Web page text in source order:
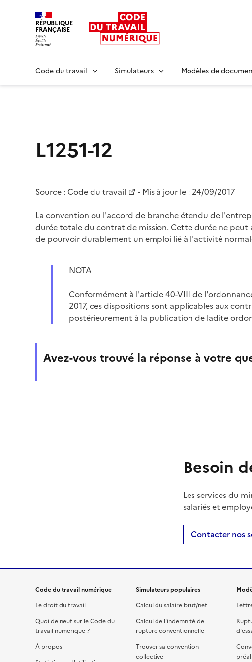
RÉPUBLIQUE
FRANÇAISE
Code du travail Simulateurs Modèles de
L1251-12
Source : Code du travail - Mis à jour le : 24/09/2017
La convention ou l'accord de branche étendu de
durée totale du contrat de mission. Cette durée ne
de pourvoir durablement un emploi lié à l'activité
NOTA
Conformément à l'article 40-VIII de
2017, ces dispositions sont applicables aux
postérieurement à la publication de ladite
Avez-vous trouvé la réponse à votre
Besoin
Les services du
salariés et
Contacter nos
Code du travail numérique
Le droit du travail
Quoi de neuf sur le Code du
travail numérique ?
À propos
Simulateurs populaires
Calcul du salaire brut/net
Calcul de l'indemnité de
rupture conventionnelle
Trouver sa convention
collective